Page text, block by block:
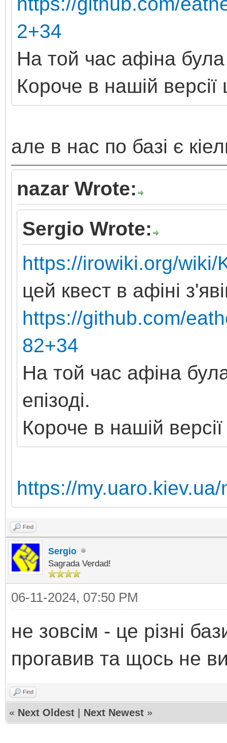
2+34
На той час афіна була
Короче в нашій
але в нас по базі є
nazar Wrote:
Sergio Wrote:
https://irowiki.org/wiki/
цей квест в афіні
https://github.com/
82+34
На той час афіна
епізоді.
Короче в нашій
https://
Find
Sergio
Sagrada Verdad!
06-11-2024, 07:50 PM
не зовсiм - це рiзнi
прогавив та щось не
Find
« Next Oldest Next Newest »